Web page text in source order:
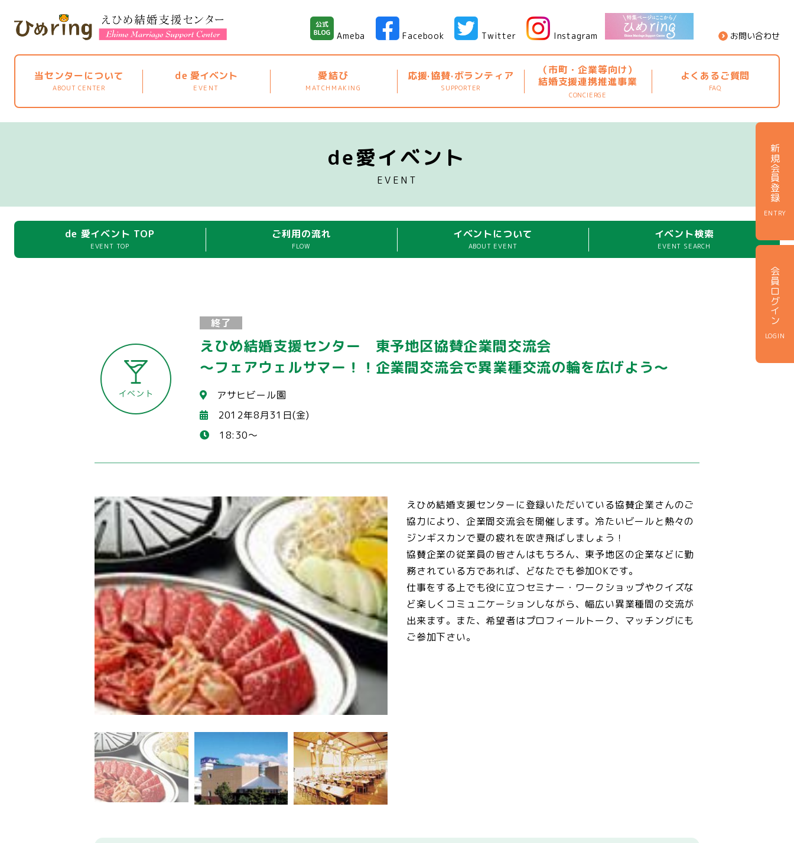
de 愛イベント
EVENT
愛結び
MATCHMAKING
当センターについて
ABOUT CENTER
応援·協賛·ボランティア
SUPPORTER
（市町・企業等向け）
結婚支援連携推進事業
CONCIERGE
よくあるご質問
FAQ
お問い合わせ
Ameba Facebook Twitter Instagram
新規会員登録
ENTRY
会員ログイン
LOGIN
de愛イベント
EVENT
de 愛イベント TOP
EVENT TOP
ご利用の流れ
FLOW
イベントについて
ABOUT EVENT
イベント検索
EVENT SEARCH
終了
えひめ結婚支援センター 東予地区協賛企業間交流会
～フェアウェルサマー！！企業間交流会で異業種交流の輪を広げよう～
アサヒビール園
2012年8月31日(金)
18:30～
えひめ結婚支援センターに登録いただいている協賛企業さんのご
協力により、企業間交流会を開催します。冷たいビールと熱々の
ジンギスカンで夏の疲れを吹き飛ばしましょう！
協賛企業の従業員の皆さんはもちろん、東予地区の企業などに勤
務されている方であれば、どなたでも参加OKです。
仕事をする上でも役に立つセミナー・ワークショップやクイズな
ど楽しくコミュニケーションしながら、幅広い異業種間の交流が
出来ます。また、希望者はプロフィールトーク、マッチングにも
ご参加下さい。